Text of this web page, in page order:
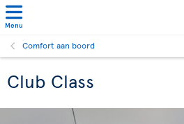
Menu
Comfort aan boord
Club Class